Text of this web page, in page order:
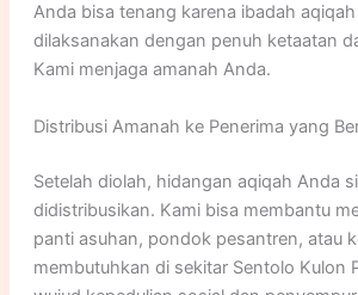
Anda bisa tenang karena ibadah
dilaksanakan dengan penuh ketaatan
Kami menjaga amanah Anda.
Distribusi Amanah ke Penerima yang
Setelah diolah, hidangan aqiqah Anda
didistribusikan. Kami bisa membantu
panti asuhan, pondok pesantren, atau
membutuhkan di sekitar Sentolo Kulon